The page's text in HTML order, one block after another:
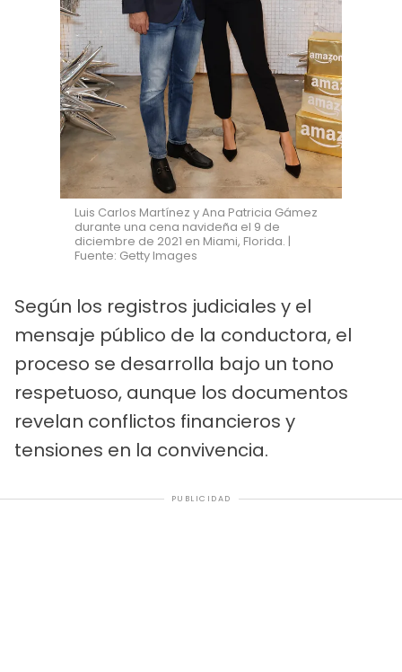
Luis Carlos Martínez y Ana Patricia Gámez
durante una cena navideña el 9 de
diciembre de 2021 en Miami, Florida. |
Fuente: Getty Images
Según los registros judiciales y el
mensaje público de la conductora, el
proceso se desarrolla bajo un tono
respetuoso, aunque los documentos
revelan conflictos financieros y
tensiones en la convivencia.
PUBLICIDAD